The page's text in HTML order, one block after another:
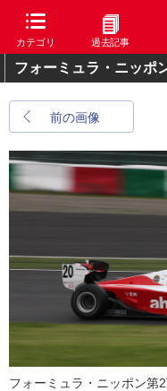
カテゴリ 過去記事
フォーミュラ・ニッポ
前の画像
フォーミュラ・ニッポン第